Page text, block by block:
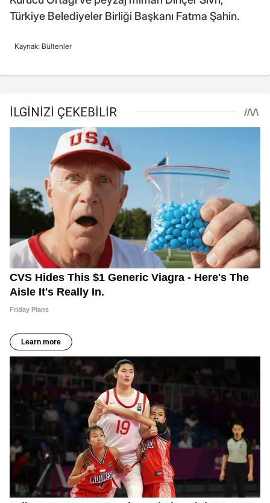
Türkiye Belediyeler Birliği Başkanı Fatma Şahin.
Kaynak: Bültenler